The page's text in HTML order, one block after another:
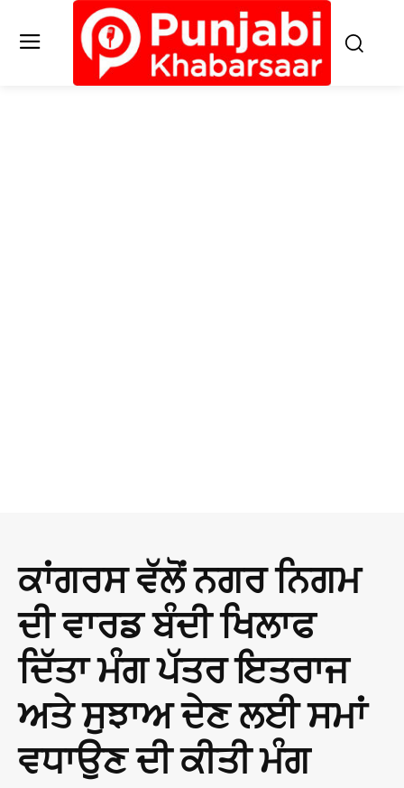
ਕਾਂਗਰਸ ਵੱਲੋਂ ਨਗਰ ਨਿਗਮ
ਦੀ ਵਾਰਡ ਬੰਦੀ ਖਿਲਾਫ
ਦਿੱਤਾ ਮੰਗ ਪੱਤਰ ਇਤਰਾਜ
ਅਤੇ ਸੁਝਾਅ ਦੇਣ ਲਈ ਸਮਾਂ
ਵਧਾਉਣ ਦੀ ਕੀਤੀ ਮੰਗ